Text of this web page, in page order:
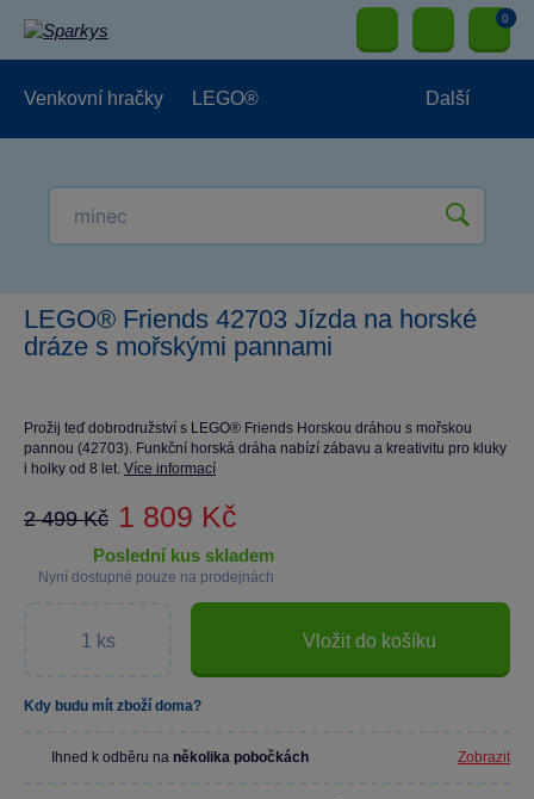
0
Venkovní hračky LEGO® Další
LEGO® Friends 42703 Jízda na horské
dráze s mořskými pannami
Prožij teď dobrodružství s LEGO® Friends Horskou dráhou s mořskou
pannou (42703). Funkční horská dráha nabízí zábavu a kreativitu pro kluky
i holky od 8 let. Více informací
2 499 Kč 1 809 Kč
poslední kus skladem
Nyní dostupné pouze na prodejnách
Vložit do košíku
Kdy budu mít zboží doma?
Ihned k odběru na několika pobočkách Zobrazit